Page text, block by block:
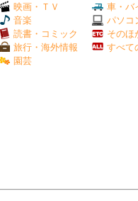
映画・ＴＶ
音楽
読書・コミック
旅行・海外情報
園芸
車・バ
パソコ
そのほ
すべて